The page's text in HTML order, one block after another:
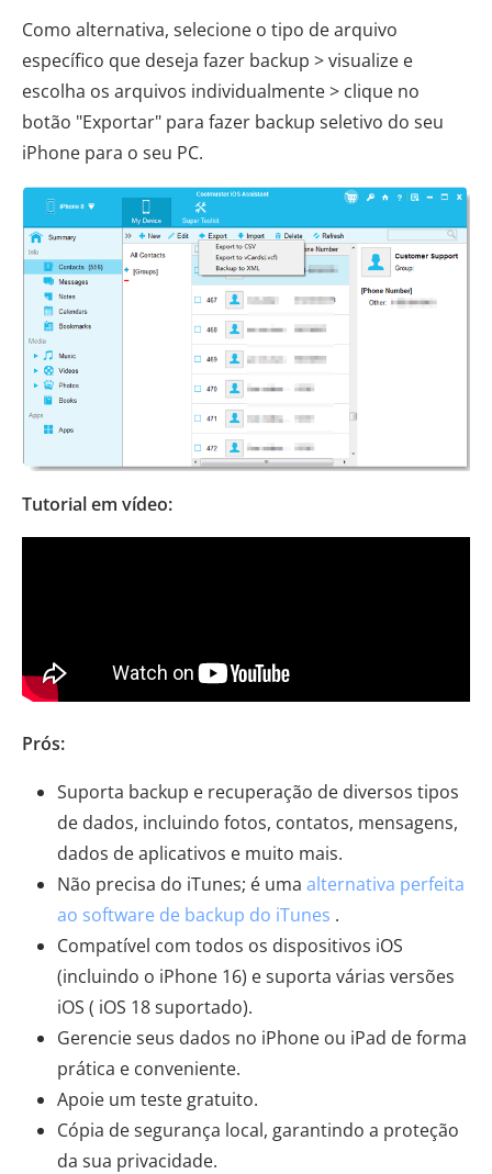
Como alternativa, selecione o tipo de arquivo
específico que deseja fazer backup > visualize e
escolha os arquivos individualmente > clique no
botão "Exportar" para fazer backup seletivo do seu
iPhone para o seu PC.
Tutorial em vídeo:
Prós:
Suporta backup e recuperação de diversos tipos
de dados, incluindo fotos, contatos, mensagens,
dados de aplicativos e muito mais.
Não precisa do iTunes; é uma alternativa perfeita
ao software de backup do iTunes .
Compatível com todos os dispositivos iOS
(incluindo o iPhone 16) e suporta várias versões
iOS ( iOS 18 suportado).
Gerencie seus dados no iPhone ou iPad de forma
prática e conveniente.
Apoie um teste gratuito.
Cópia de segurança local, garantindo a proteção
da sua privacidade.